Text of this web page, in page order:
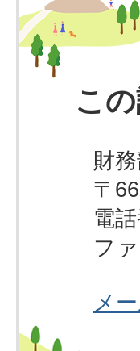
こ
財
〒
電
フ
メ